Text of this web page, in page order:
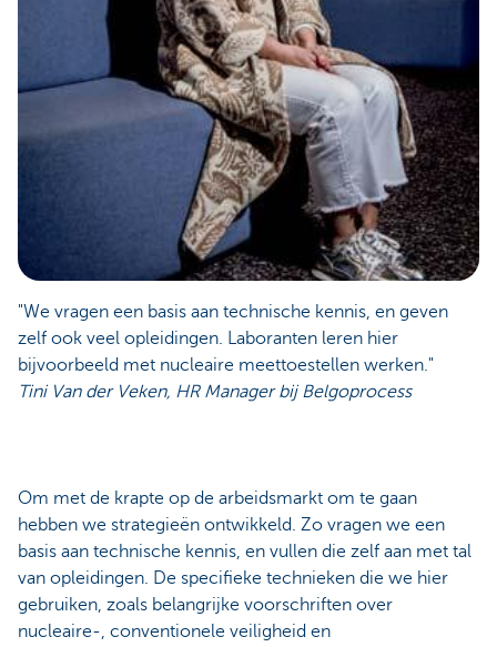
"We vragen een basis aan technische kennis, en geven
zelf ook veel opleidingen. Laboranten leren hier
bijvoorbeeld met nucleaire meettoestellen werken."
Tini Van der Veken, HR Manager bij Belgoprocess
Om met de krapte op de arbeidsmarkt om te gaan
hebben we strategieën ontwikkeld. Zo vragen we een
basis aan technische kennis, en vullen die zelf aan met tal
van opleidingen. De specifieke technieken die we hier
gebruiken, zoals belangrijke voorschriften over
nucleaire-, conventionele veiligheid en